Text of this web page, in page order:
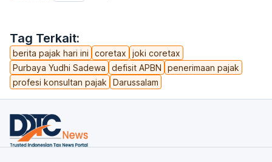
Tag Terkait:
berita pajak hari ini coretax
joki coretax
Purbaya Yudhi Sadewa
defisit APBN
penerimaan pajak
profesi konsultan pajak
Darussalam